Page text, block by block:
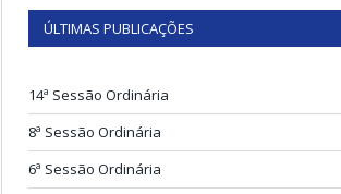
ÚLTIMAS PUBLICAÇÕES
14ª Sessão Ordinária
8ª Sessão Ordinária
6ª Sessão Ordinária